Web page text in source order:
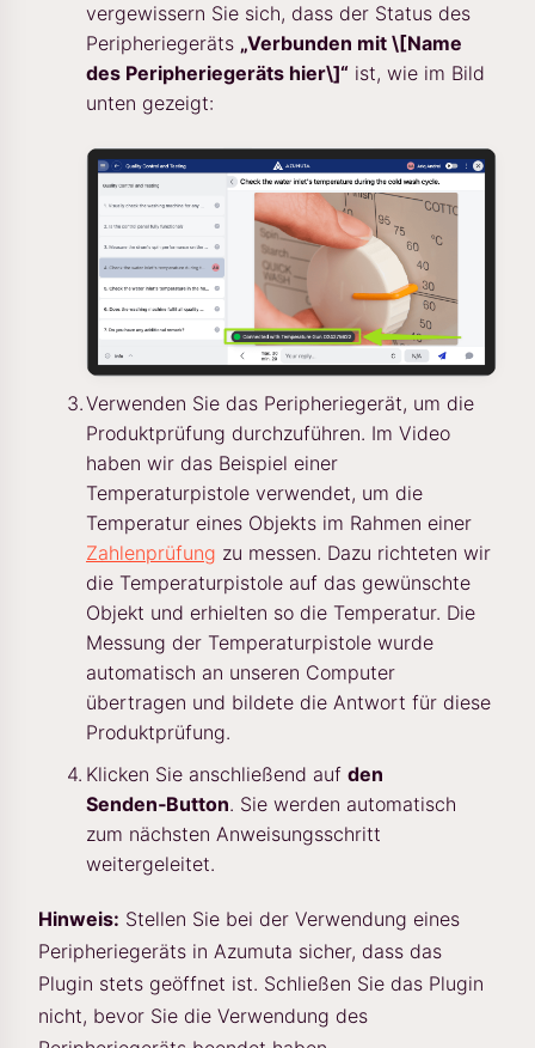
vergewissern Sie sich, dass der Status des
Peripheriegeräts „Verbunden mit \[Name
des Peripheriegeräts hier\]“ ist, wie im Bild
unten gezeigt:
Verwenden Sie das Peripheriegerät, um die
Produktprüfung durchzuführen. Im Video
haben wir das Beispiel einer
Temperaturpistole verwendet, um die
Temperatur eines Objekts im Rahmen einer
Zahlenprüfung zu messen. Dazu richteten wir
die Temperaturpistole auf das gewünschte
Objekt und erhielten so die Temperatur. Die
Messung der Temperaturpistole wurde
automatisch an unseren Computer
übertragen und bildete die Antwort für diese
Produktprüfung.
Klicken Sie anschließend auf den
Senden‑Button. Sie werden automatisch
zum nächsten Anweisungsschritt
weitergeleitet.
Hinweis: Stellen Sie bei der Verwendung eines
Peripheriegeräts in Azumuta sicher, dass das
Plugin stets geöffnet ist. Schließen Sie das Plugin
nicht, bevor Sie die Verwendung des